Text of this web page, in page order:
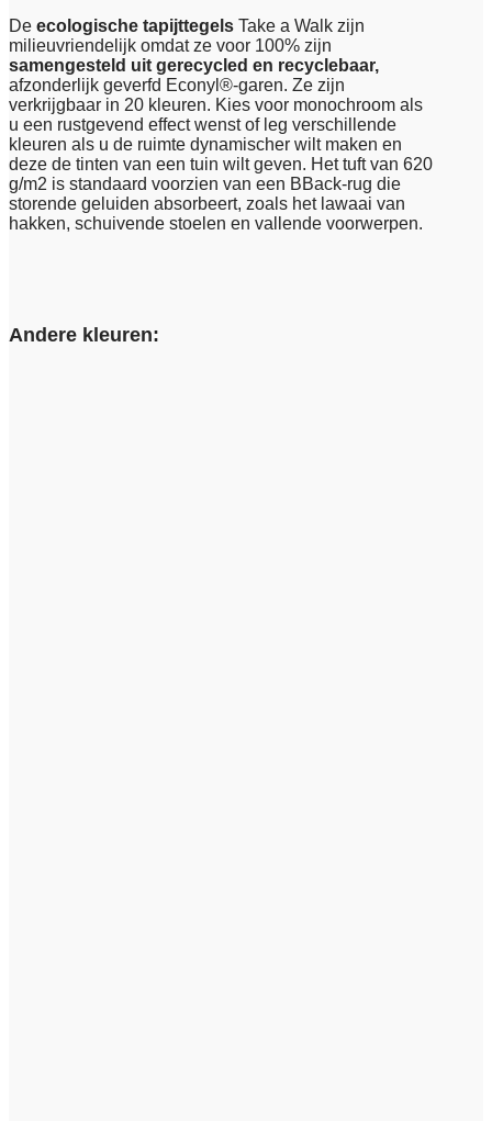
De ecologische tapijttegels Take a Walk zijn
milieuvriendelijk omdat ze voor 100% zijn
samengesteld uit gerecycled en recyclebaar,
afzonderlijk geverfd Econyl®-garen. Ze zijn
verkrijgbaar in 20 kleuren. Kies voor monochroom als
u een rustgevend effect wenst of leg verschillende
kleuren als u de ruimte dynamischer wilt maken en
deze de tinten van een tuin wilt geven. Het tuft van 620
g/m2 is standaard voorzien van een BBack-rug die
storende geluiden absorbeert, zoals het lawaai van
hakken, schuivende stoelen en vallende voorwerpen.
Andere kleuren: